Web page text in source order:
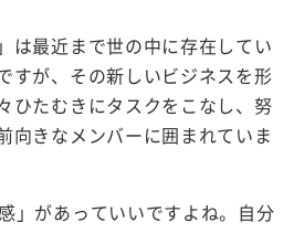
は最近まで世の中に存在してい
すが、その新しいビジネスを形
ひたむきにタスクをこなし、努
向きなメンバーに囲まれていま
」があっていいですよね。自分